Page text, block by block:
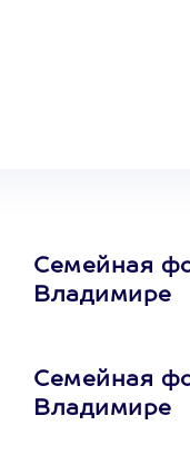
Семейная
Владимире
Семейная
Владимире